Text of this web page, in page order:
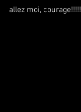
allez moi, courage!!!!!